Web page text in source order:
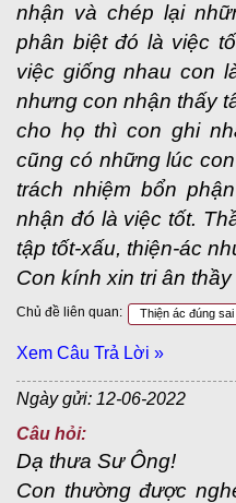
nhận và chép lại
phân biệt đó là việc
việc giống nhau con
nhưng con nhận thấy
cho họ thì con ghi
cũng có những lúc
trách nhiệm bổn
nhận đó là việc tốt.
tập tốt-xấu, thiện-ác
Con kính xin tri ân thầy
Chủ đề liên quan: Thiện ác đúng sai
Xem Câu Trả Lời »
Ngày gửi: 12-06-2022
Câu hỏi:
Dạ thưa Sư Ông!
Con thường được